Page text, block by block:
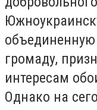
громаду,
интересам
Однако на